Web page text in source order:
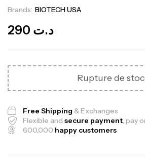
Brands: BIOTECH USA
د.ت
Rupture de
Free Shipping & Exchanges
Flexible and secure payment, pay
600,000 happy customers